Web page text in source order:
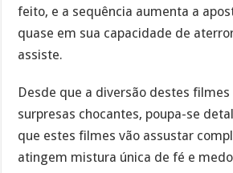
feito, e a sequência aumenta a
quase em sua capacidade de
assiste.
Desde que a diversão destes filmes
surpresas chocantes, poupa-se
que estes filmes vão assustar
atingem mistura única de fé e